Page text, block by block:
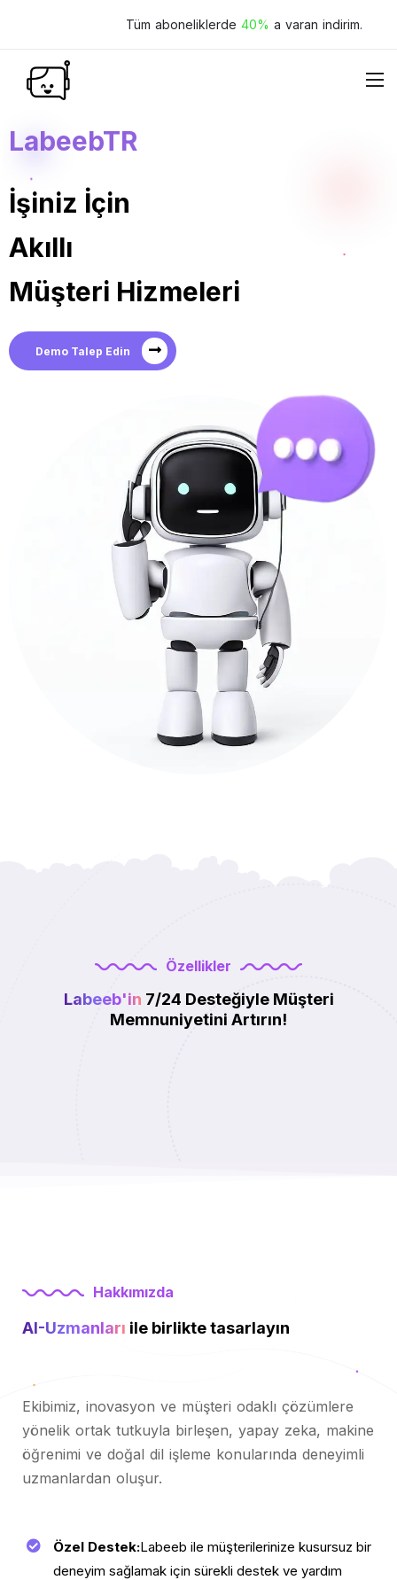
Tüm aboneliklerde 40% a varan indirim.
LabeebTR
İşiniz İçin
Akıllı
Müşteri Hizmeleri
Demo Talep Edin
Özellikler
Labeeb'in 7/24 Desteğiyle Müşteri
Memnuniyetini Artırın!
Hakkımızda
AI-Uzmanları ile birlikte tasarlayın
Ekibimiz, inovasyon ve müşteri odaklı çözümlere
yönelik ortak tutkuyla birleşen, yapay zeka, makine
öğrenimi ve doğal dil işleme konularında deneyimli
uzmanlardan oluşur.
Özel Destek:Labeeb ile müşterilerinize kusursuz bir
deneyim sağlamak için sürekli destek ve yardım